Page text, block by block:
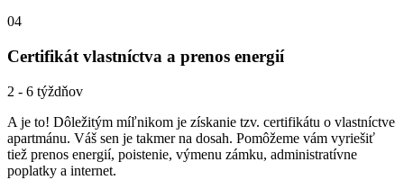
04
Certifikát vlastníctva a prenos energií
2 - 6 týždňov
A je to! Dôležitým míľnikom je získanie tzv. certifikátu o vlastníctve
apartmánu. Váš sen je takmer na dosah. Pomôžeme vám vyriešiť
tiež prenos energií, poistenie, výmenu zámku, administratívne
poplatky a internet.